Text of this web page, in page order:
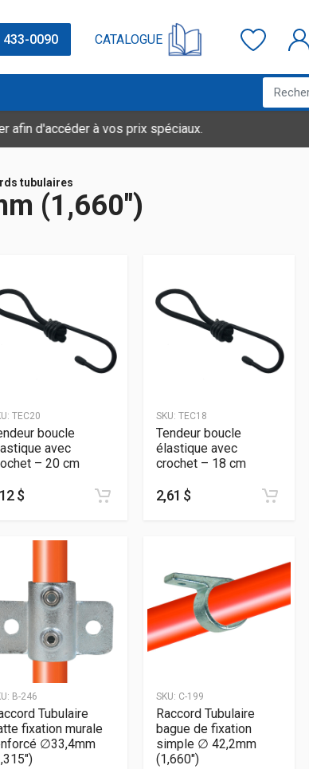
433-0090 CATALOGUE
tubulaires
(1,660″)
TEC20
boucle
avec
– 20 cm
$
SKU: TEC18
Tendeur boucle
élastique avec
crochet – 18 cm
2,61 $
B-246
Tubulaire
fixation murale
∅33,4mm
SKU: C-199
Raccord Tubulaire
bague de fixation
simple ∅ 42,2mm
(1,660″)